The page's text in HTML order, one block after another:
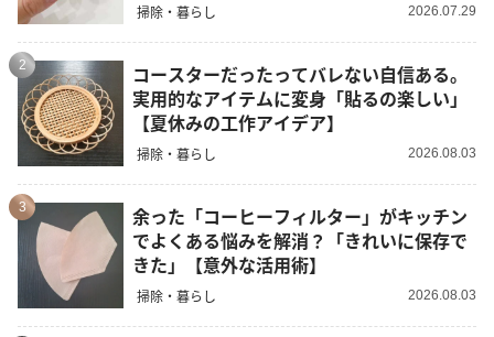
掃除・暮らし 2026.07.29
2
コースターだったってバレない自信ある。
実用的なアイテムに変身「貼るの楽しい」
【夏休みの工作アイデア】
掃除・暮らし 2026.08.03
3
余った「コーヒーフィルター」がキッチン
でよくある悩みを解消？「きれいに保存で
きた」【意外な活用術】
掃除・暮らし 2026.08.03